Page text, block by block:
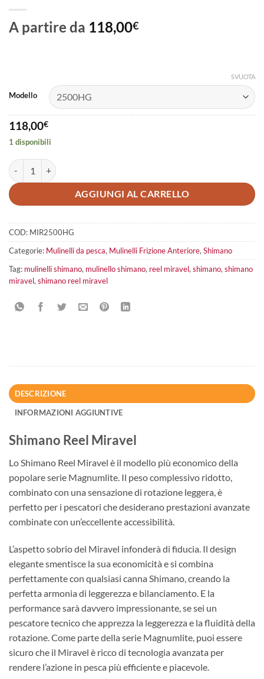
A partire da 118,00€
Modello
SVUOTA
118,00€
1 disponibili
Shimano Reel Miravel quantità
AGGIUNGI AL CARRELLO
COD: MIR2500HG
Categorie: Mulinelli da pesca, Mulinelli Frizione Anteriore, Shimano
Tag: mulinelli shimano, mulinello shimano, reel miravel, shimano, shimano
miravel, shimano reel miravel
DESCRIZIONE
INFORMAZIONI AGGIUNTIVE
Shimano Reel Miravel
Lo Shimano Reel Miravel è il modello più economico della
popolare serie Magnumlite. Il peso complessivo ridotto,
combinato con una sensazione di rotazione leggera, è
perfetto per i pescatori che desiderano prestazioni avanzate
combinate con un’eccellente accessibilità.
L’aspetto sobrio del Miravel infonderà di fiducia. Il design
elegante smentisce la sua economicità e si combina
perfettamente con qualsiasi canna Shimano, creando la
perfetta armonia di leggerezza e bilanciamento. E la
performance sarà davvero impressionante, se sei un
pescatore tecnico che apprezza la leggerezza e la fluidità della
rotazione. Come parte della serie Magnumlite, puoi essere
sicuro che il Miravel è ricco di tecnologia avanzata per
rendere l’azione in pesca più efficiente e piacevole.